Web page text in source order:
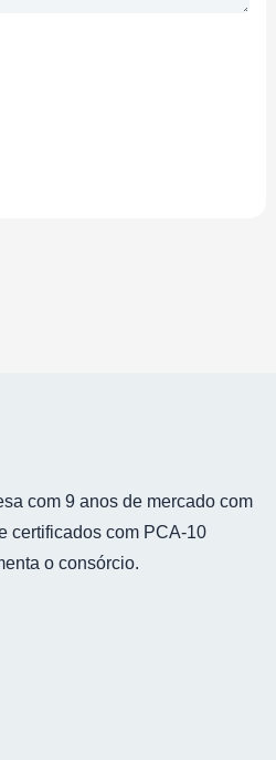
com 9 anos de mercado com
certificados com PCA-10
o consórcio.